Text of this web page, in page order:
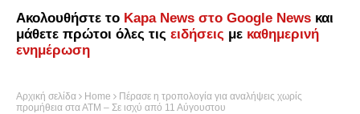
Ακολουθήστε το Kapa News στο Google News και
μάθετε πρώτοι όλες τις ειδήσεις με καθημερινή
ενημέρωση
Αρχική σελίδα Home
Πέρασε η τροπολογία για αναλήψεις χωρίς
προμήθεια στα ΑΤΜ – Σε ισχύ από 11 Αύγουστου